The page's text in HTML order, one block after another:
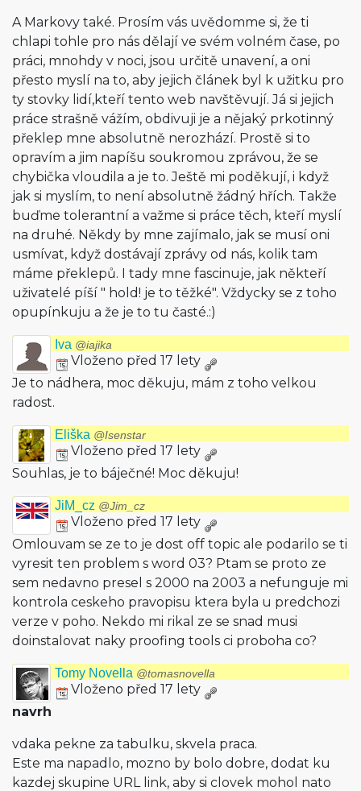
A Markovy také. Prosím vás uvědomme si, že ti
chlapi tohle pro nás dělají ve svém volném čase, po
práci, mnohdy v noci, jsou určitě unavení, a oni
přesto myslí na to, aby jejich článek byl k užitku pro
ty stovky lidí,kteří tento web navštěvují. Já si jejich
práce strašně vážím, obdivuji je a nějaký prkotinný
překlep mne absolutně nerozhází. Prostě si to
opravím a jim napíšu soukromou zprávou, že se
chybička vloudila a je to. Ještě mi poděkují, i když
jak si myslím, to není absolutně žádný hřích. Takže
buďme tolerantní a važme si práce těch, kteří myslí
na druhé. Někdy by mne zajímalo, jak se musí oni
usmívat, když dostávají zprávy od nás, kolik tam
máme překlepů. I tady mne fascinuje, jak někteří
uživatelé píší " hold! je to těžké". Vždycky se z toho
opupínkuju a že je to tu časté.:)
Iva @iajika
Vloženo před 17 lety
Je to nádhera, moc děkuju, mám z toho velkou
radost.
Eliška @Isenstar
Vloženo před 17 lety
Souhlas, je to báječné! Moc děkuju!
JiM_cz @Jim_cz
Vloženo před 17 lety
Omlouvam se ze to je dost off topic ale podarilo se ti
vyresit ten problem s word 03? Ptam se proto ze
sem nedavno presel s 2000 na 2003 a nefunguje mi
kontrola ceskeho pravopisu ktera byla u predchozi
verze v poho. Nekdo mi rikal ze se snad musi
doinstalovat naky proofing tools ci proboha co?
Tomy Novella @tomasnovella
Vloženo před 17 lety
navrh
vdaka pekne za tabulku, skvela praca.
Este ma napadlo, mozno by bolo dobre, dodat ku
kazdej skupine URL link, aby si clovek mohol nato